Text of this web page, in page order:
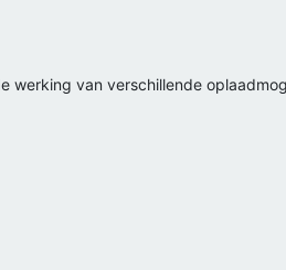
werking van verschillende